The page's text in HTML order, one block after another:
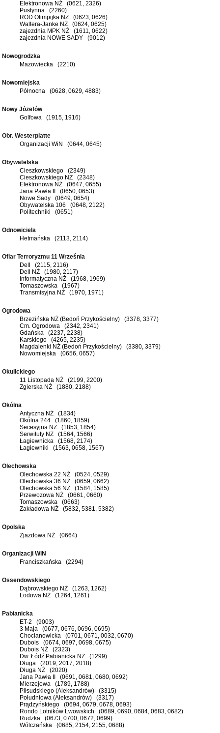
Elektronowa NŻ (0621, 2326)
Pustynna (2260)
ROD Olimpijka NŻ (0623, 0626)
Waltera-Janke NŻ (0624, 0625)
zajezdnia MPK NŻ (1611, 0622)
zajezdnia NOWE SADY (9012)
Nowogrodzka
Mazowiecka (2210)
Nowomiejska
Północna (0628, 0629, 4883)
Nowy Józefów
Golfowa (1915, 1916)
Obr. Westerplatte
Organizacji WiN (0644, 0645)
Obywatelska
Cieszkowskiego (2349)
Cieszkowskiego NŻ (2348)
Elektronowa NŻ (0647, 0655)
Jana Pawła II (0650, 0653)
Nowe Sady (0649, 0654)
Obywatelska 106 (0648, 2122)
Politechniki (0651)
Odnowiciela
Hetmańska (2113, 2114)
Ofiar Terroryzmu 11 Września
Dell (2115, 2116)
Dell NŻ (1980, 2117)
Informatyczna NŻ (1968, 1969)
Tomaszowska (1967)
Transmisyjna NŻ (1970, 1971)
Ogrodowa
Brzezińska NŻ (Bedoń Przykościelny) (3378, 3377)
Cm. Ogrodowa (2342, 2341)
Gdańska (2237, 2238)
Karskiego (4265, 2235)
Magdalenki NŻ (Bedoń Przykościelny) (3380, 3379)
Nowomiejska (0656, 0657)
Okulickiego
11 Listopada NŻ (2199, 2200)
Zgierska NŻ (1880, 2188)
Okólna
Antyczna NŻ (1834)
Okólna 244 (1860, 1859)
Secesyjna NŻ (1853, 1854)
Serwituty NŻ (1564, 1566)
Łagiewnicka (1568, 2174)
Łagiewniki (1563, 0658, 1567)
Olechowska
Olechowska 22 NŻ (0524, 0529)
Olechowska 36 NŻ (0659, 0662)
Olechowska 56 NŻ (1584, 1585)
Przewozowa NŻ (0661, 0660)
Tomaszowska (0663)
Zakładowa NŻ (5832, 5381, 5382)
Opolska
Zjazdowa NŻ (0664)
Organizacji WiN
Franciszkańska (2294)
Ossendowskiego
Dąbrowskiego NŻ (1263, 1262)
Lodowa NŻ (1264, 1261)
Pabianicka
ET-2 (9003)
3 Maja (0677, 0676, 0696, 0695)
Chocianowicka (0701, 0671, 0032, 0670)
Dubois (0674, 0697, 0698, 0675)
Dubois NŻ (2323)
Dw. Łódź Pabianicka NŻ (1299)
Długa (2019, 2017, 2018)
Długa NŻ (2020)
Jana Pawła II (0691, 0681, 0680, 0692)
Mierzejowa (1789, 1788)
Piłsudskiego (Aleksandrów) (3315)
Południowa (Aleksandrów) (3317)
Prądzyńskiego (0694, 0679, 0678, 0693)
Rondo Lotników Lwowskich (0689, 0690, 0684, 0683, 0682)
Rudzka (0673, 0700, 0672, 0699)
Wólczańska (0685, 2154, 2155, 0688)